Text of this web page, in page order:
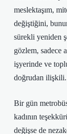
meslektaşım,
değiştiğini,
sürekli yeniden
gözlem, sadece
işyerinde ve
doğrudan ilişkili.
Bir gün
kadının
değişse de